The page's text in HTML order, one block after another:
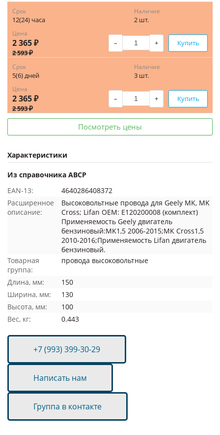
Срок
12(24) часа
Наличие
2 шт.
Цена
2 365 ₽
2 593 ₽
– + Купить
Срок
5(6) дней
Наличие
3 шт.
Цена
2 365 ₽
2 593 ₽
– + Купить
Посмотреть цены
Характеристики
Из справочника ABCP
EAN-13:
4640286408372
Расширенное
описание:
Высоковольтные провода для Geely MK, MK
Cross; Lifan OEM: E120200008 (комплект)
Применяемость Geely двигатель
бензиновый:MK1,5 2006-2015;MK Cross1,5
2010-2016;Применяемость Lifan двигатель
бензиновый.
Товарная
группа:
провода высоковольтные
Длина, мм:
150
Ширина, мм:
130
Высота, мм:
100
Вес, кг:
0.443
+7 (993) 399-30-29
Написать нам
Группа в контакте